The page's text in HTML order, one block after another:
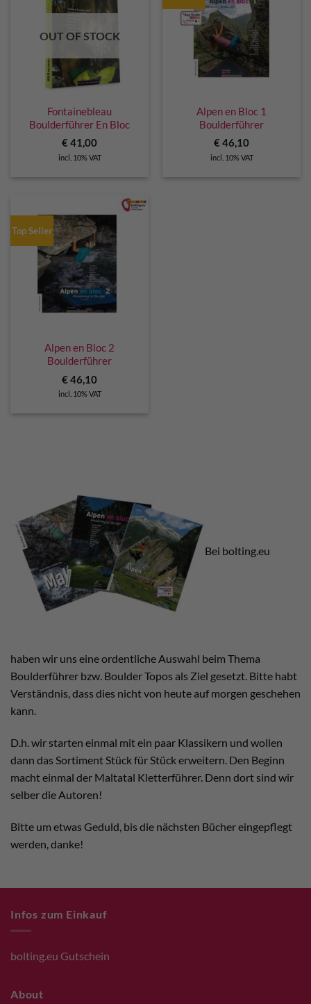
OUT OF STOCK
Fontainebleau
Boulderführer En Bloc
€41,00
incl. 10% VAT
Alpen en Bloc 1
Boulderführer
€46,10
incl. 10% VAT
Top Seller
Alpen en Bloc 2
Boulderführer
€46,10
incl. 10% VAT
Bei bolting.eu
haben wir uns eine ordentliche Auswahl beim Thema
Boulderführer bzw. Boulder Topos als Ziel gesetzt. Bitte habt
Verständnis, dass dies nicht von heute auf morgen geschehen
kann.
D.h. wir starten einmal mit ein paar Klassikern und wollen
dann das Sortiment Stück für Stück erweitern. Den Beginn
macht einmal der Maltatal Kletterführer. Denn dort sind wir
selber die Autoren!
Bitte um etwas Geduld, bis die nächsten Bücher eingepflegt
werden, danke!
Infos zum Einkauf
bolting.eu Gutschein
About